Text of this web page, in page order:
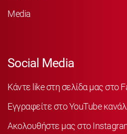
Media
Social Media
Κάντε like στη σελίδα μας στο
Εγγραφείτε στο YouTube
Ακολουθήστε μας στο